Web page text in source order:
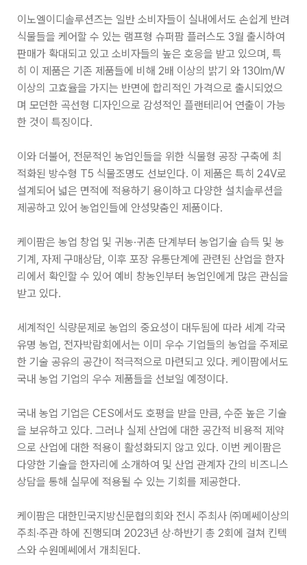
이노엘이디솔루션즈는 일반 소비자들이 실내에서도 손쉽게 반려
식물들을 케어할 수 있는 램프형 슈퍼팜 플러스도 3월 출시하여
판매가 확대되고 있고 소비자들의 높은 호응을 받고 있으며, 특
히 이 제품은 기존 제품들에 비해 2배 이상의 밝기 와 130lm/W
이상의 고효율을 가지는 반면에 합리적인 가격으로 출시되었으
며 모던한 곡선형 디자인으로 감성적인 플랜테리어 연출이 가능
한 것이 특징이다.
이와 더불어, 전문적인 농업인들을 위한 식물형 공장 구축에 최
적화된 방수형 T5 식물조명도 선보인다. 이 제품은 특히 24V로
설계되어 넓은 면적에 적용하기 용이하고 다양한 설치솔루션을
제공하고 있어 농업인들에 안성맞춤인 제품이다.
케이팜은 농업 창업 및 귀농·귀촌 단계부터 농업기술 습득 및 농
기계, 자제 구매상담, 이후 포장 유통단계에 관련된 산업을 한자
리에서 확인할 수 있어 예비 창농인부터 농업인에게 많은 관심을
받고 있다.
세계적인 식량문제로 농업의 중요성이 대두됨에 따라 세계 각국
유명 농업, 전자박람회에서는 이미 우수 기업들의 농업을 주제로
한 기술 공유의 공간이 적극적으로 마련되고 있다. 케이팜에서도
국내 농업 기업의 우수 제품들을 선보일 예정이다.
국내 농업 기업은 CES에서도 호평을 받을 만큼, 수준 높은 기술
을 보유하고 있다. 그러나 실제 산업에 대한 공간적 비용적 제약
으로 산업에 대한 적용이 활성화되지 않고 있다. 이번 케이팜은
다양한 기술을 한자리에 소개하여 및 산업 관계자 간의 비즈니스
상담을 통해 실무에 적용될 수 있는 기회를 제공한다.
케이팜은 대한민국지방신문협의회와 전시 주최사 ㈜메쎄이상의
주최∙주관 하에 진행되며 2023년 상∙하반기 총 2회에 걸쳐 킨텍
스와 수원메쎄에서 개최된다.